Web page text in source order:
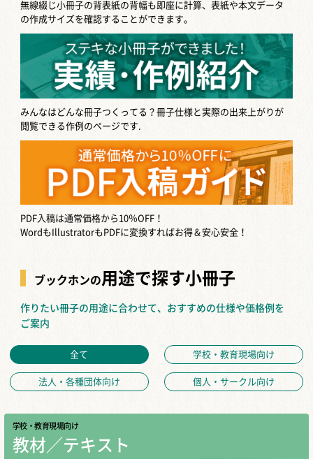
無線綴じ小冊子の背表紙の背幅も即座に計算、表紙や本文データ
の作成サイズを確認することができます。
みんなはどんな冊子つくってる？冊子仕様と実際の出来上がりが
閲覧できる作例のページです.
PDF入稿は通常価格から10％OFF！
WordもIllustratorもPDFに変換すればお得＆安心安全！
ブックホンの用途で探す小冊子
作りたい冊子の用途に合わせて、おすすめの仕様や価格例を
ご案内
全て 学校・教育現場向け
法人・各種団体向け 個人・サークル向け
学校・教育現場向け
教材／テキスト